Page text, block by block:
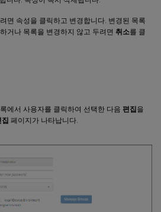
면 속성을 클릭하고 변경합니다. 변경된 목록
거나 목록을 변경하지 않고 두려면 취소를 클
에서 사용자를 클릭하여 선택한 다음 편집 을
페이지가 나타납니다.